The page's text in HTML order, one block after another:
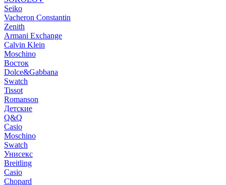
Seiko
Vacheron Constantin
Zenith
Armani Exchange
Calvin Klein
Moschino
Восток
Dolce&Gabbana
Swatch
Tissot
Romanson
Детские
Q&Q
Casio
Moschino
Swatch
Унисекс
Breitling
Casio
Chopard